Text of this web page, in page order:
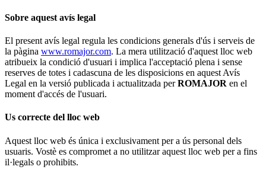
Sobre aquest avís legal
El present avís legal regula les condicions generals d'ús i serveis de
la pàgina www.romajor.com. La mera utilització d'aquest lloc web
atribueix la condició d'usuari i implica l'acceptació plena i sense
reserves de totes i cadascuna de les disposicions en aquest Avís
Legal en la versió publicada i actualitzada perROMAJOR en el
moment d'accés de l'usuari.
Us correcte del lloc web
Aquest lloc web és única i exclusivament per a ús personal dels
usuaris. Vostè es compromet a no utilitzar aquest lloc web per a fins
il·legals o prohibits.